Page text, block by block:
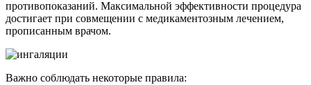
противопоказаний. Максимальной эффективности процедура
достигает при совмещении с медикаментозным лечением,
прописанным врачом.
Важно соблюдать некоторые правила: